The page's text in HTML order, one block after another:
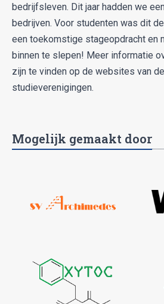
bedrijfsleven. Dit jaar hadden we
bedrijven. Voor studenten was dit
een toekomstige stageopdracht en
binnen te slepen! Meer informatie
zijn te vinden op de websites van
studieverenigingen.
Mogelijk gemaakt door